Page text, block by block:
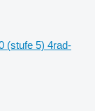
(stufe 5) 4rad-